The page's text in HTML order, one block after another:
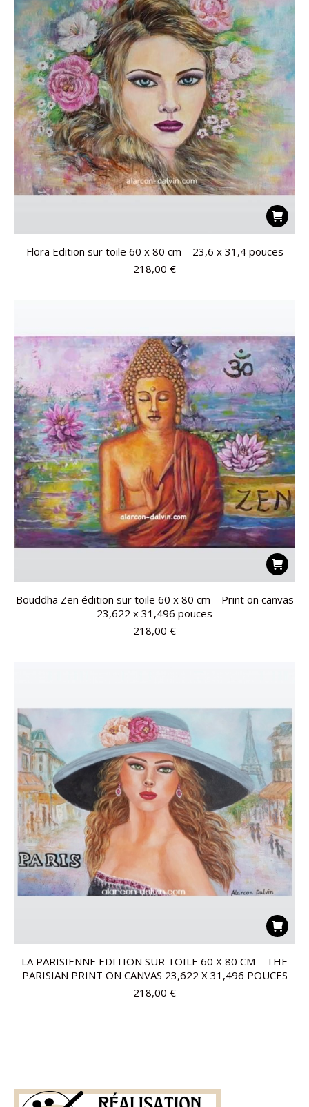
Flora Edition sur toile 60 x 80 cm – 23,6 x 31,4 pouces
218,00 €
Bouddha Zen édition sur toile 60 x 80 cm – Print on canvas
23,622 x 31,496 pouces
218,00 €
LA PARISIENNE EDITION SUR TOILE 60 X 80 CM – THE
PARISIAN PRINT ON CANVAS 23,622 X 31,496 POUCES
218,00 €